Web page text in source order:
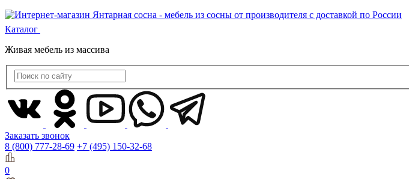
Каталог
Живая мебель из массива
Заказать звонок
8 (800) 777-28-69 +7 (495) 150-32-68
0